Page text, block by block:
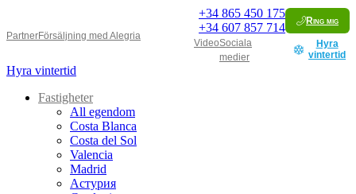
PartnerFörsäljning med Alegria
+34 865 450 175
+34 607 857 714
Ring mig
VideoSociala
medier
Hyra
vintertid
Hyra vintertid
Fastigheter
All egendom
Costa Blanca
Costa del Sol
Valencia
Madrid
Астурия